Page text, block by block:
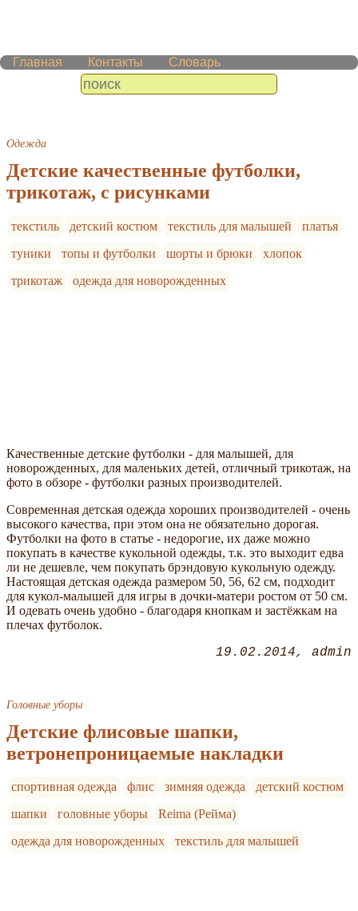
Главная Контакты Словарь
Одежда
Детские качественные футболки,
трикотаж, с рисунками
текстиль детский костюм текстиль для малышей
платья
туники
топы и футболки шорты и брюки
хлопок
трикотаж
одежда для новорожденных
Качественные детские футболки - для малышей, для
новорожденных, для маленьких детей, отличный трикотаж, на
фото в обзоре - футболки разных производителей.
Современная детская одежда хороших производителей - очень
высокого качества, при этом она не обязательно дорогая.
Футболки на фото в статье - недорогие, их даже можно
покупать в качестве кукольной одежды, т.к. это выходит едва
ли не дешевле, чем покупать брэндовую кукольную одежду.
Настоящая детская одежда размером 50, 56, 62 см, подходит
для кукол-малышей для игры в дочки-матери ростом от 50 см.
И одевать очень удобно - благодаря кнопкам и застёжкам на
плечах футболок.
19.02.2014 admin
Головные уборы
Детские флисовые шапки,
ветронепроницаемые накладки
спортивная одежда флис зимняя одежда
детский костюм
шапки
головные уборы
Reima (Рейма)
одежда для новорожденных
текстиль для малышей